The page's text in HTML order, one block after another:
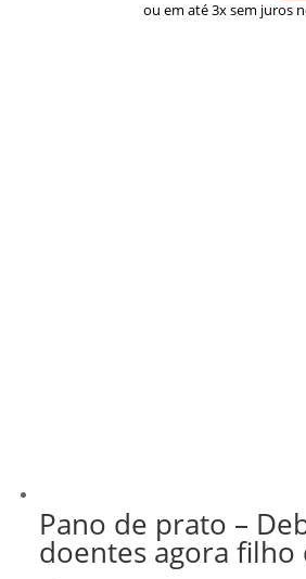
ou em até 3x sem juros
Pano de prato –
doentes agora filho